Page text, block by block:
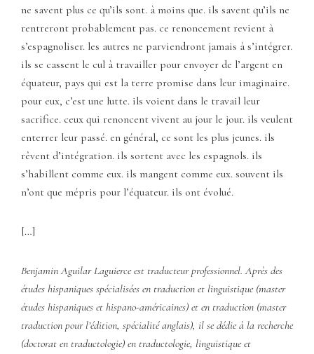
ne savent plus ce qu’ils sont. à moins que. ils savent qu’ils ne
rentreront probablement pas. ce renoncement revient à
s’espagnoliser. les autres ne parviendront jamais à s’intégrer.
ils se cassent le cul à travailler pour envoyer de l’argent en
équateur, pays qui est la terre promise dans leur imaginaire.
pour eux, c’est une lutte. ils voient dans le travail leur
sacrifice. ceux qui renoncent vivent au jour le jour. ils veulent
enterrer leur passé. en général, ce sont les plus jeunes. ils
rêvent d’intégration. ils sortent avec les espagnols. ils
s’habillent comme eux. ils mangent comme eux. souvent ils
n’ont que mépris pour l’équateur. ils ont évolué.
[…]
Benjamin Aguilar Laguierce est traducteur professionnel. Après des
études hispaniques spécialisées en traduction et linguistique (master
études hispaniques et hispano-américaines) et en traduction (master
traduction pour l’édition, spécialité anglais), il se dédie à la recherche
(doctorat en traductologie) en traductologie, linguistique et